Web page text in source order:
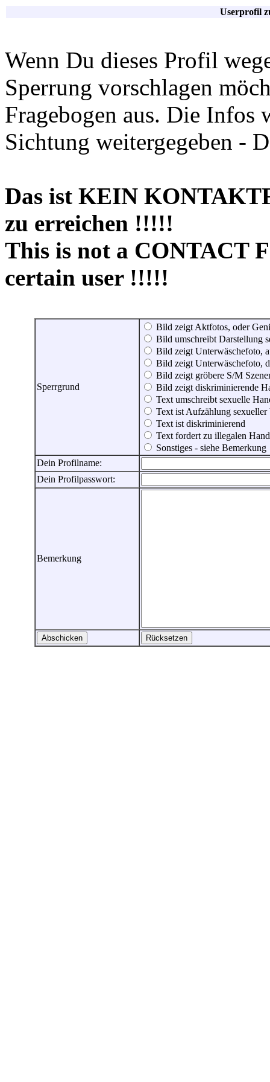
Userprofil
Wenn Du dieses Profil
Sperrung vorschlagen
Fragebogen aus. Die Infos
Sichtung weitergegeben -
Das ist KEIN
zu erreichen !!!!!
This is not a CONTACT
certain user !!!!!
Sperrgrund
Bild zeigt Aktfotos, oder
Bild umschreibt Darstellung
Bild zeigt Unterwäschefoto,
Bild zeigt Unterwäschefoto,
Bild zeigt gröbere S/M
Bild zeigt diskriminierende
Text umschreibt sexuelle
Text ist Aufzählung sexueller
Text ist diskriminierend
Text fordert zu illegalen
Sonstiges - siehe Bemerkung
Dein Profilname:
Dein Profilpasswort:
Bemerkung